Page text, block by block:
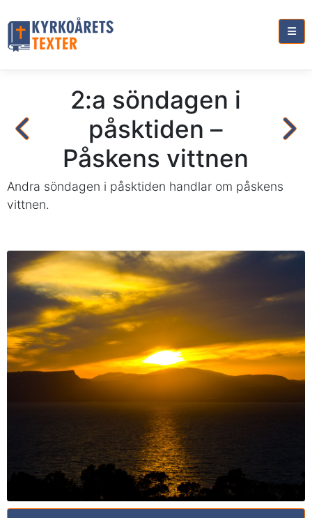
2:a söndagen i
påsktiden –
Påskens vittnen
Andra söndagen i påsktiden handlar om påskens
vittnen.